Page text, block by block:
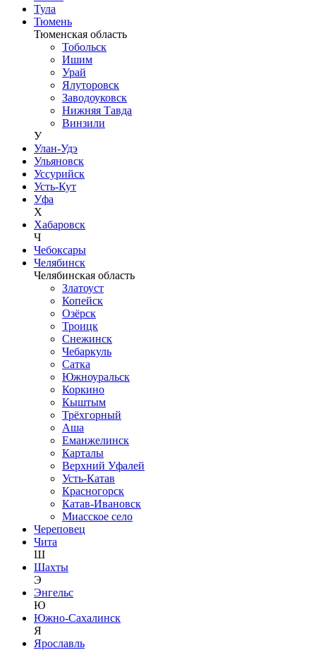
Тула
Тюмень
Тюменская область
Тобольск
Ишим
Урай
Ялуторовск
Заводоуковск
Нижняя Тавда
Винзили
У
Улан-Удэ
Ульяновск
Уссурийск
Усть-Кут
Уфа
Х
Хабаровск
Ч
Чебоксары
Челябинск
Челябинская область
Златоуст
Копейск
Озёрск
Троицк
Снежинск
Чебаркуль
Сатка
Южноуральск
Коркино
Кыштым
Трёхгорный
Аша
Еманжелинск
Карталы
Верхний Уфалей
Усть-Катав
Красногорск
Катав-Ивановск
Миасское село
Череповец
Чита
Ш
Шахты
Э
Энгельс
Ю
Южно-Сахалинск
Я
Ярославль